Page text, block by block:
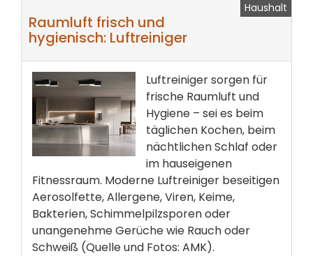
Haushalt
Raumluft frisch und
hygienisch: Luftreiniger
Luftreiniger sorgen für
frische Raumluft und
Hygiene – sei es beim
täglichen Kochen, beim
nächtlichen Schlaf oder
im hauseigenen
Fitnessraum. Moderne Luftreiniger beseitigen
Aerosolfette, Allergene, Viren, Keime,
Bakterien, Schimmelpilzsporen oder
unangenehme Gerüche wie Rauch oder
Schweiß (Quelle und Fotos: AMK).